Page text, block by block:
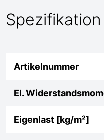
Spezifikation
Artikelnummer
El.
Eigenlast [kg/m²]